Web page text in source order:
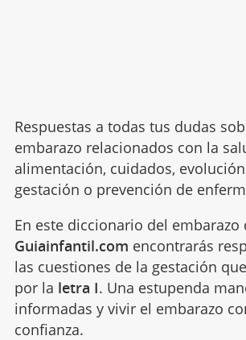
Respuestas a todas tus dudas
embarazo relacionados con la
alimentación, cuidados,
gestación o prevención de
En este diccionario del embarazo
Guiainfantil.com encontrarás
las cuestiones de la gestación
por la letra I. Una estupenda
informadas y vivir el embarazo
confianza.